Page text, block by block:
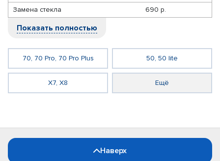
Замена стекла
690 р.
Показать полностью
70, 70 Pro, 70 Pro Plus 50, 50 lite
X7, X8 Ещё
Наверх